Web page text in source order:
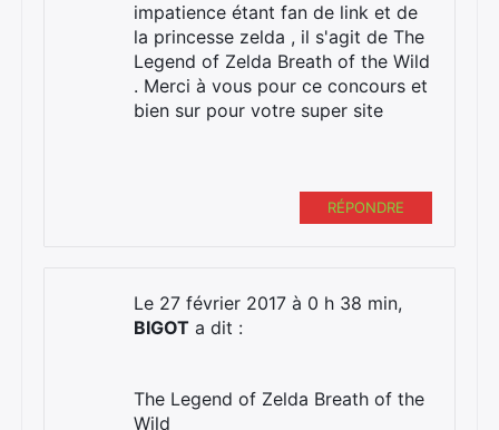
impatience étant fan de link et de
la princesse zelda , il s'agit de The
Legend of Zelda Breath of the Wild
. Merci à vous pour ce concours et
bien sur pour votre super site
RÉPONDRE
Le 27 février 2017 à 0 h 38 min,
BIGOT a dit :
The Legend of Zelda Breath of the
Wild